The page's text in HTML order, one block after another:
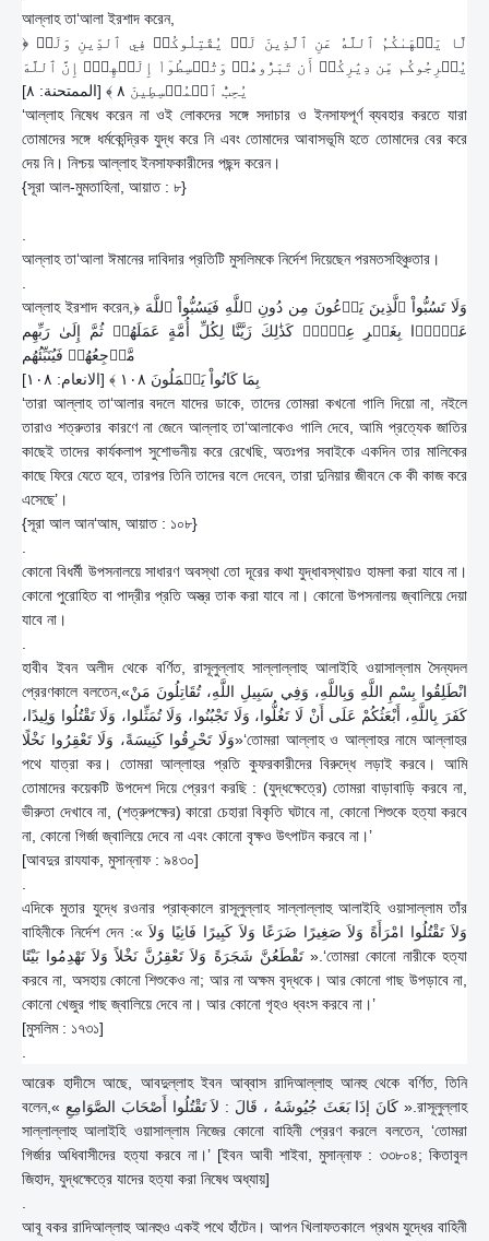
আল্লাহ তা‘আলা ইরশাদ করেন,
﴿ لَّا يَنۡهَىٰكُمُ ٱللَّهُ عَنِ ٱلَّذِينَ لَمۡ يُقَٰتِلُوكُمۡ فِي ٱلدِّينِ وَلَمۡ
يُخۡرِجُوكُم مِّن دِيَٰرِكُمۡ أَن تَبَرُّوهُمۡ وَتُقۡسِطُوٓاْ إِلَيۡهِمۡۚ إِنَّ ٱللَّهَ
يُحِبُّ ٱلۡمُقۡسِطِينَ ٨ ﴾ [الممتحنة: ٨]
‘আল্লাহ নিষেধ করেন না ওই লোকদের সঙ্গে সদাচার ও ইনসাফপূর্ণ ব্যবহার করতে যারা
তোমাদের সঙ্গে ধর্মকেন্দ্রিক যুদ্ধ করে নি এবং তোমাদের আবাসভূমি হতে তোমাদের বের করে
দেয় নি। নিশ্চয় আল্লাহ ইনসাফকারীদের পছন্দ করেন।
{সূরা আল-মুমতাহিনা, আয়াত : ৮}
আল্লাহ তা‘আলা ঈমানের দাবিদার প্রতিটি মুসলিমকে নির্দেশ দিয়েছেন পরমতসহিঞ্চুতার।
আল্লাহ ইরশাদ করেন,﴿ وَلَا تَسُبُّواْ ٱلَّذِينَ يَدۡعُونَ مِن دُونِ ٱللَّهِ فَيَسُبُّواْ ٱللَّهَ
عَدۡوَۢا بِغَيۡرِ عِلۡمٖۗ كَذَٰلِكَ زَيَّنَّا لِكُلِّ أُمَّةٍ عَمَلَهُمۡ ثُمَّ إِلَىٰ رَبِّهِم
مَّرۡجِعُهُمۡ فَيُنَبِّئُهُم
بِمَا كَانُواْ يَعۡمَلُونَ ١٠٨ ﴾ [الانعام: ١٠٨]
‘তারা আল্লাহ তা‘আলার বদলে যাদের ডাকে, তাদের তোমরা কখনো গালি দিয়ো না, নইলে
তারাও শত্রুতার কারণে না জেনে আল্লাহ তা‘আলাকেও গালি দেবে, আমি প্রত্যেক জাতির
কাছেই তাদের কার্যকলাপ সুশোভনীয় করে রেখেছি, অতঃপর সবাইকে একদিন তার মালিকের
কাছে ফিরে যেতে হবে, তারপর তিনি তাদের বলে দেবেন, তারা দুনিয়ার জীবনে কে কী কাজ করে
এসেছে’।
{সূরা আল আন‘আম, আয়াত : ১০৮}
কোনো বিধর্মী উপসনালয়ে সাধারণ অবস্থা তো দূরের কথা যুদ্ধাবস্থায়ও হামলা করা যাবে না।
কোনো পুরোহিত বা পাদ্রীর প্রতি অস্ত্র তাক করা যাবে না। কোনো উপসনালয় জ্বালিয়ে দেয়া
যাবে না।
হাবীব ইবন অলীদ থেকে বর্ণিত, রাসূলুল্লাহ সাল্লাল্লাহু আলাইহি ওয়াসাল্লাম সৈন্যদল
প্রেরণকালে বলতেন,«انْطَلِقُوا بِسْمِ اللَّهِ وَبِاللَّهِ، وَفِي سَبِيلِ اللَّهِ، تُقَاتِلُونَ مَنْ
كَفَرَ بِاللَّهِ، أَبْعَثُكُمْ عَلَى أَنْ لَا تَغُلُّوا، وَلَا تَجْبُنُوا، وَلَا تُمَثِّلوا، وَلَا تَقْتُلُوا وَلِيدًا،
وَلَا تَحْرِقُوا كَنِيسَةً، وَلَا تَعْقِرُوا نَخْلًا»‘তোমরা আল্লাহ ও আল্লাহর নামে আল্লাহর
পথে যাত্রা কর। তোমরা আল্লাহর প্রতি কুফরকারীদের বিরুদ্ধে লড়াই করবে। আমি
তোমাদের কয়েকটি উপদেশ দিয়ে প্রেরণ করছি : (যুদ্ধক্ষেত্রে) তোমরা বাড়াবাড়ি করবে না,
ভীরুতা দেখাবে না, (শত্রুপক্ষের) কারো চেহারা বিকৃতি ঘটাবে না, কোনো শিশুকে হত্যা করবে
না, কোনো গির্জা জ্বালিয়ে দেবে না এবং কোনো বৃক্ষও উৎপাটন করবে না।’
[আবদুর রাযযাক, মুসান্নাফ : ৯৪৩০]
এদিকে মুতার যুদ্ধে রওনার প্রাক্কালে রাসূলুল্লাহ সাল্লাল্লাহু আলাইহি ওয়াসাল্লাম তাঁর
বাহিনীকে নির্দেশ দেন :« وَلاَ تَقْتُلُوا امْرَأَةً وَلاَ صَغِيرًا ضَرَعًا وَلاَ كَبِيرًا فَانِيًا وَلاَ
تَقْطَعُنَّ شَجَرَةً وَلاَ تَعْقِرُنَّ نَخْلاً وَلاَ تَهْدِمُوا بَيْتًا ».‘তোমরা কোনো নারীকে হত্যা
করবে না, অসহায় কোনো শিশুকেও না; আর না অক্ষম বৃদ্ধকে। আর কোনো গাছ উপড়াবে না,
কোনো খেজুর গাছ জ্বালিয়ে দেবে না। আর কোনো গৃহও ধ্বংস করবে না।’
[মুসলিম : ১৭৩১]
আরেক হাদীসে আছে, আবদুল্লাহ ইবন আব্বাস রাদিআল্লাহু আনহু থেকে বর্ণিত, তিনি
বলেন,« كَانَ إذَا بَعَثَ جُيُوشَهُ ، قَالَ : لاَ تَقْتُلُوا أَصْحَابَ الصَّوَامِعِ ».রাসূলুল্লাহ
সাল্লাল্লাহু আলাইহি ওয়াসাল্লাম নিজের কোনো বাহিনী প্রেরণ করলে বলতেন, ‘তোমরা
গির্জার অধিবাসীদের হত্যা করবে না।’ [ইবন আবী শাইবা, মুসান্নাফ : ৩৩৮০৪; কিতাবুল
জিহাদ, যুদ্ধক্ষেত্রে যাদের হত্যা করা নিষেধ অধ্যায়]
আবূ বকর রাদিআল্লাহু আনহুও একই পথে হাঁটেন। আপন খিলাফতকালে প্রথম যুদ্ধের বাহিনী